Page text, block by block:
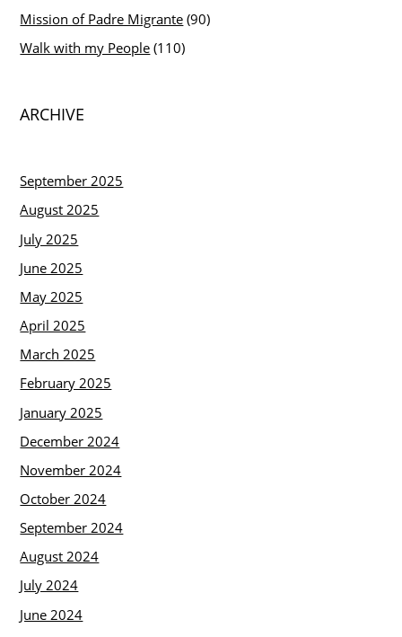
Mission of Padre Migrante (90)
Walk with my People (110)
ARCHIVE
September 2025
August 2025
July 2025
June 2025
May 2025
April 2025
March 2025
February 2025
January 2025
December 2024
November 2024
October 2024
September 2024
August 2024
July 2024
June 2024